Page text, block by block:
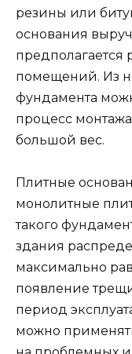
резины или
основания
помещений. Из
фундамента
процесс
большой вес.
Плитные
монолитные
такого
здания
максимально
появление
период
можно